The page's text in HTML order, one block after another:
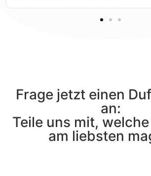
Frage jetzt einen
an:
Teile uns mit,
am liebsten